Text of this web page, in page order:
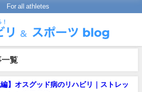
For all athletes
一覧
編】オスグッド病のリハビリ｜ストレッ